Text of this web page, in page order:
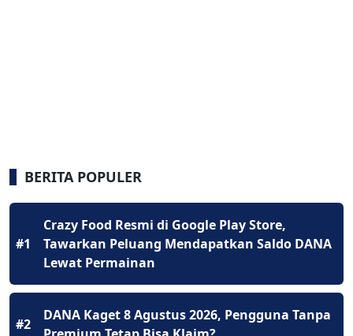
BERITA POPULER
#1
Crazy Food Resmi di Google Play Store,
Tawarkan Peluang Mendapatkan Saldo DANA
Lewat Permainan
#2
DANA Kaget 8 Agustus 2026, Pengguna Tanpa